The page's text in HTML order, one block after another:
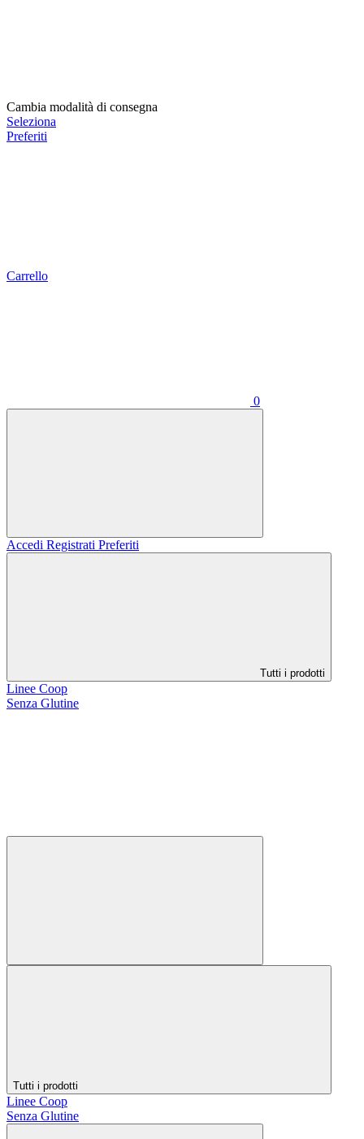
Cambia modalità di consegna
Seleziona
Preferiti
Carrello
0
Accedi Registrati Preferiti
Tutti i prodotti
Linee Coop
Senza Glutine
Tutti i prodotti
Linee Coop
Senza Glutine